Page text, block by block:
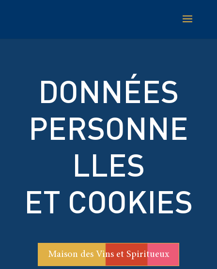
DONNÉES
PERSONNE
LLES
ET COOKIES
Maison des Vins et Spiritueux